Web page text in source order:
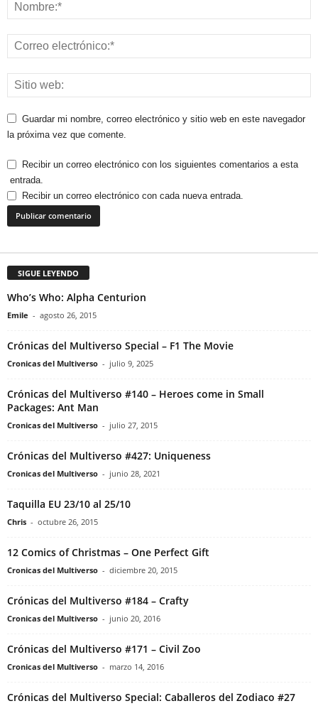
Guardar mi nombre, correo electrónico y sitio web en este navegador
la próxima vez que comente.
Recibir un correo electrónico con los siguientes comentarios a esta
entrada.
Recibir un correo electrónico con cada nueva entrada.
SIGUE LEYENDO
Who’s Who: Alpha Centurion
Emile - agosto 26, 2015
Crónicas del Multiverso Special – F1 The Movie
Cronicas del Multiverso - julio 9, 2025
Crónicas del Multiverso #140 – Heroes come in Small
Packages: Ant Man
Cronicas del Multiverso - julio 27, 2015
Crónicas del Multiverso #427: Uniqueness
Cronicas del Multiverso - junio 28, 2021
Taquilla EU 23/10 al 25/10
Chris - octubre 26, 2015
12 Comics of Christmas – One Perfect Gift
Cronicas del Multiverso - diciembre 20, 2015
Crónicas del Multiverso #184 – Crafty
Cronicas del Multiverso - junio 20, 2016
Crónicas del Multiverso #171 – Civil Zoo
Cronicas del Multiverso - marzo 14, 2016
Crónicas del Multiverso Special: Caballeros del Zodiaco #27